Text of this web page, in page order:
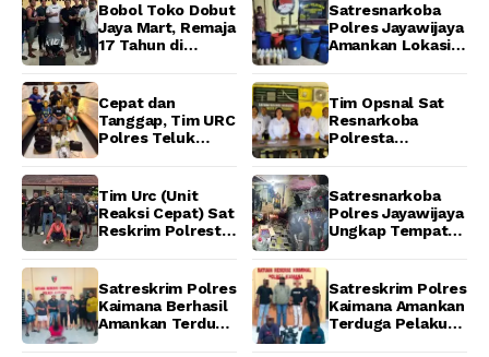
Bobol Toko Dobut
Jaya Mart, Remaja
17 Tahun di
URC Resmob
Jatanras Polda
Papua Barat
Satresnarkoba
Polres Jayawijaya
Amankan Lokasi
Wamena
Cepat dan
Tanggap, Tim URC
Polres Teluk
Pelaku Pencurian
di SMA
Sanawesen
Tim Opsnal Sat
Resnarkoba
Polresta
Kasus Tindak
Pidana Narkotika
Golongan I Jenis
Shabu di SP 4
Tim Urc (Unit
Reaksi Cepat) Sat
Reskrim Polresta
2 Pelaku
Pengeroyokan di
Taman Ria kab.
Satresnarkoba
Polres Jayawijaya
Ungkap Tempat
Wamena
Satreskrim Polres
Kaimana Berhasil
Amankan Terduga
Satreskrim Polres
Kaimana Amankan
Terduga Pelaku